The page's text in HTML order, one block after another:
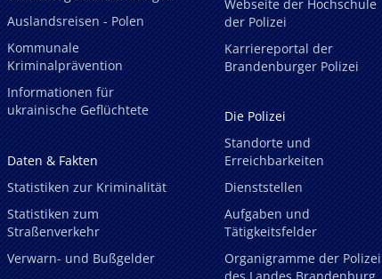
Auslandsreisen - Polen
Kommunale
Kriminalprävention
Informationen für
ukrainische Geflüchtete
Daten & Fakten
Statistiken zur Kriminalität
Statistiken zum
Straßenverkehr
Verwarn- und Bußgelder
Webseite der Hochschule
der Polizei
Karriereportal der
Brandenburger Polizei
Die Polizei
Standorte und
Erreichbarkeiten
Dienststellen
Aufgaben und
Tätigkeitsfelder
Organigramme der Polizei